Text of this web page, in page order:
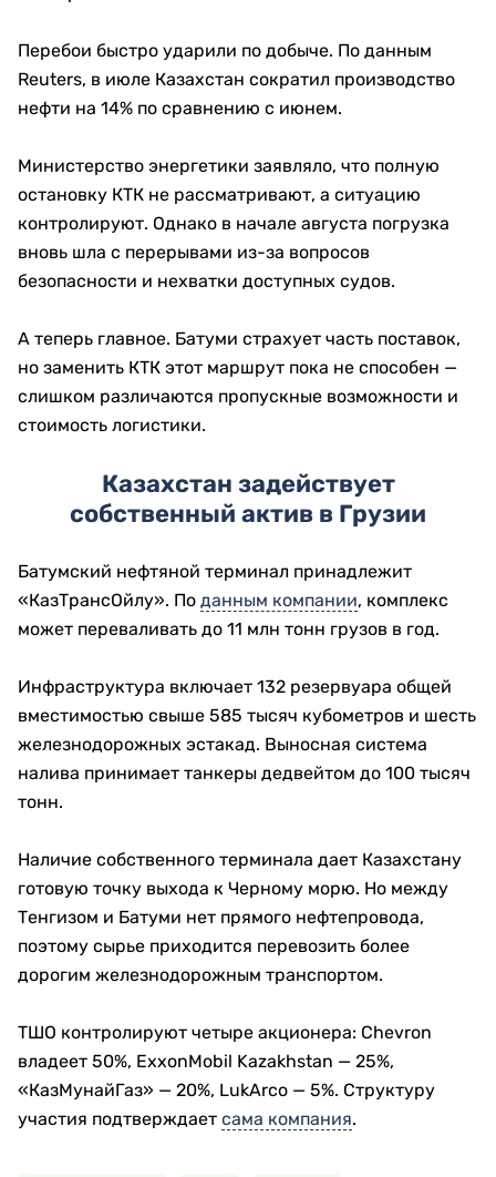
Перебои быстро ударили по добыче. По данным
Reuters, в июле Казахстан сократил производство
нефти на 14% по сравнению с июнем.
Министерство энергетики заявляло, что полную
остановку КТК не рассматривают, а ситуацию
контролируют. Однако в начале августа погрузка
вновь шла с перерывами из-за вопросов
безопасности и нехватки доступных судов.
А теперь главное. Батуми страхует часть поставок,
но заменить КТК этот маршрут пока не способен —
слишком различаются пропускные возможности и
стоимость логистики.
Казахстан задействует
собственный актив в Грузии
Батумский нефтяной терминал принадлежит
«КазТрансОйлу». По данным компании, комплекс
может переваливать до 11 млн тонн грузов в год.
Инфраструктура включает 132 резервуара общей
вместимостью свыше 585 тысяч кубометров и шесть
железнодорожных эстакад. Выносная система
налива принимает танкеры дедвейтом до 100 тысяч
тонн.
Наличие собственного терминала дает Казахстану
готовую точку выхода к Черному морю. Но между
Тенгизом и Батуми нет прямого нефтепровода,
поэтому сырье приходится перевозить более
дорогим железнодорожным транспортом.
ТШО контролируют четыре акционера: Chevron
владеет 50%, ExxonMobil Kazakhstan — 25%,
«КазМунайГаз» — 20%, LukArco — 5%. Структуру
участия подтверждает сама компания.